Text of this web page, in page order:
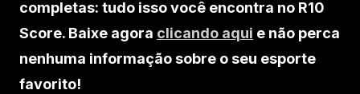
completas: tudo isso você encontra no R10
Score. Baixe agora clicando aqui e não perca
nenhuma informação sobre o seu esporte
favorito!